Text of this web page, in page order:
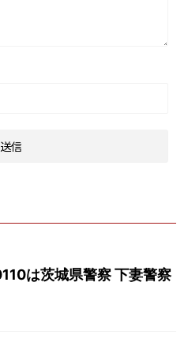
は茨城県警察 下妻警察